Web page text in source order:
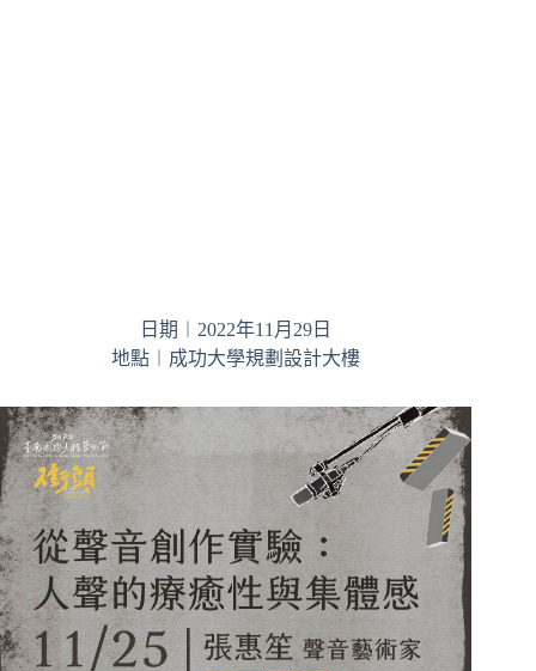
日期︱2022年11月29日
地點︱成功大學規劃設計大樓